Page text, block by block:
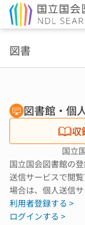
図書
図書館・個
収
国立
国立国会図書館の
送信サービスで閲
場合は、個人送信
利用者登録する >
ログインする >